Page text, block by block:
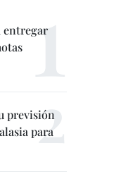
entregar
previsión
para